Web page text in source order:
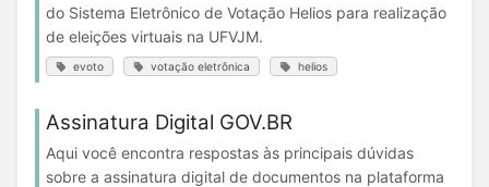
do Sistema Eletrônico de Votação Helios para realização
de eleições virtuais na UFVJM.
evoto votação eletrônica helios
Assinatura Digital GOV.BR
Aqui você encontra respostas às principais dúvidas
sobre a assinatura digital de documentos na plataforma